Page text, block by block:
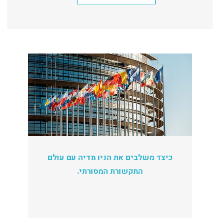
כיצד משלבים את הניו מדיה עם עולם
התקשורת המסורתי.